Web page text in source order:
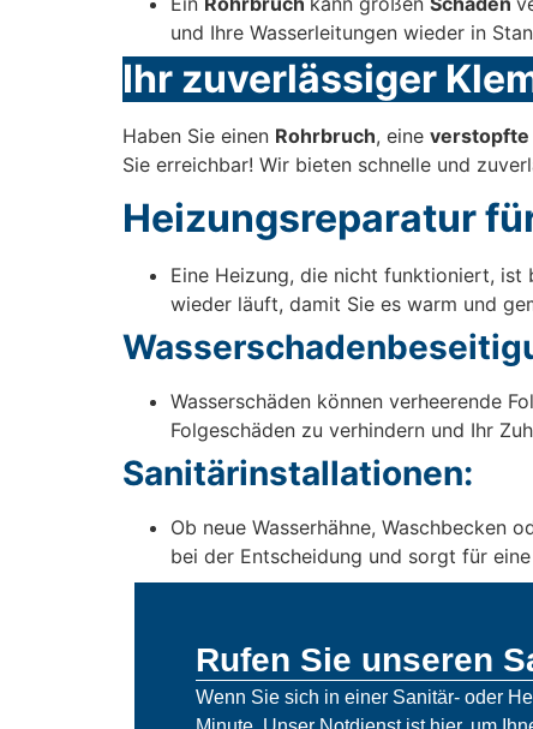
und Ihre Wasserleitungen wieder in
Ihr zuverlässiger
Haben Sie einen Rohrbruch, eine verstopfte
Sie erreichbar! Wir bieten schnelle und
Heizungsreparatur
Eine Heizung, die nicht funktioniert, ist
wieder läuft, damit Sie es warm und
Wasserschäden können verheerende
Folgeschäden zu verhindern und Ihr
Sanitärinstallationen:
Ob neue Wasserhähne, Waschbecken
bei der Entscheidung und sorgt für
Rufen Sie unseren
Wenn Sie sich in einer Sanitär- oder